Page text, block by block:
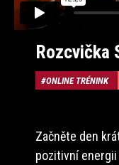
Rozcvička
ONLINE TRÉNINK
Začněte den
pozitivní energii